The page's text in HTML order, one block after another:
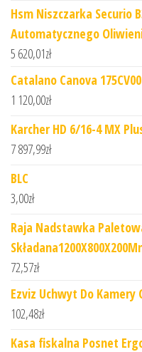
Hsm Niszczarka Securio
Automatycznego
5 620,01zł
Catalano Canova 175CV00
1 120,00zł
Karcher HD 6/16-4 MX
7 897,99zł
BLC
3,00zł
Raja Nadstawka
72,57zł
Ezviz Uchwyt Do Kamery
102,48zł
Kasa fiskalna Posnet